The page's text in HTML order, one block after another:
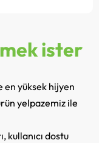
ister
en yüksek hijyen
yelpazemiz ile
kullanıcı dostu